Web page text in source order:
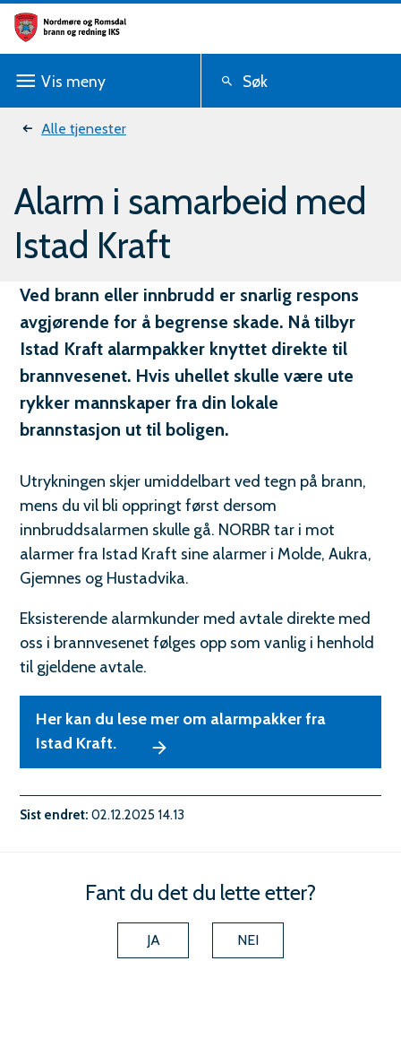
o
ø
r
e
o
g
R
o
m
s
d
a
l
b
r
a
n
n
o
g
e
d
n
Søk
Vis meny
Du
her:
Alle tjenester
Alarm i samarbeid med
Istad Kraft
Ved brann eller innbrudd er snarlig respons
avgjørende for å begrense skade. Nå tilbyr
Istad Kraft alarmpakker knyttet direkte til
brannvesenet. Hvis uhellet skulle være ute
rykker mannskaper fra din lokale
brannstasjon ut til boligen.
Utrykningen skjer umiddelbart ved tegn på brann,
mens du vil bli oppringt først dersom
innbruddsalarmen skulle gå. NORBR tar i mot
alarmer fra Istad Kraft sine alarmer i Molde, Aukra,
Gjemnes og Hustadvika.
Eksisterende alarmkunder med avtale direkte med
oss i brannvesenet følges opp som vanlig i henhold
til gjeldene avtale.
Her kan du lese mer om alarmpakker fra
Istad Kraft.
Sist endret 02.12.2025 14.13
Fant du det du lette etter?
JA NEI